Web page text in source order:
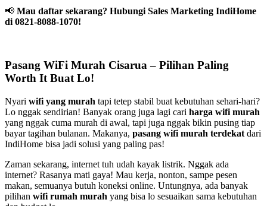
📢 Mau daftar sekarang? Hubungi Sales Marketing IndiHome
di 0821-8088-1070!
Pasang WiFi Murah Cisarua – Pilihan Paling
Worth It Buat Lo!
Nyari wifi yang murah tapi tetep stabil buat kebutuhan sehari-hari?
Lo nggak sendirian! Banyak orang juga lagi cari harga wifi murah
yang nggak cuma murah di awal, tapi juga nggak bikin pusing tiap
bayar tagihan bulanan. Makanya, pasang wifi murah terdekat dari
IndiHome bisa jadi solusi yang paling pas!
Zaman sekarang, internet tuh udah kayak listrik. Nggak ada
internet? Rasanya mati gaya! Mau kerja, nonton, sampe pesen
makan, semuanya butuh koneksi online. Untungnya, ada banyak
pilihan wifi rumah murah yang bisa lo sesuaikan sama kebutuhan